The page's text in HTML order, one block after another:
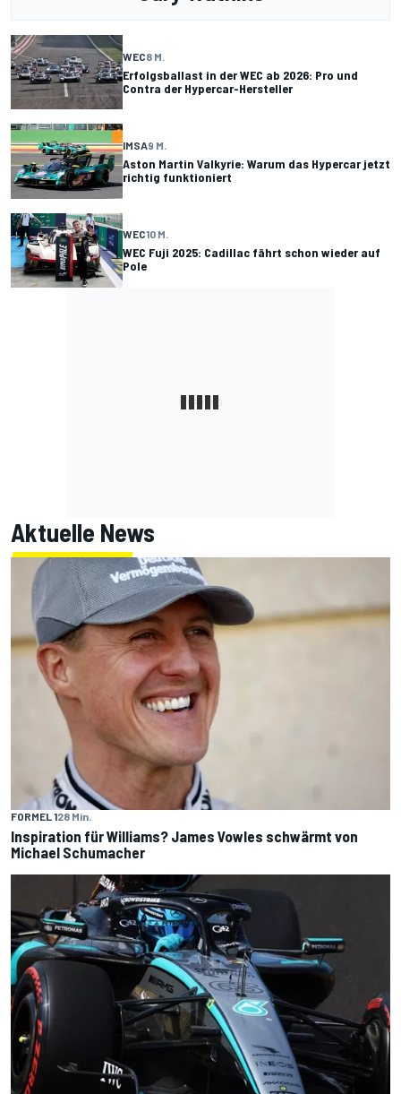
WEC8 M.
Erfolgsballast in der WEC ab 2026: Pro und
Contra der Hypercar-Hersteller
IMSA9 M.
Aston Martin Valkyrie: Warum das Hypercar jetzt
richtig funktioniert
WEC10 M.
WEC Fuji 2025: Cadillac fährt schon wieder auf
Pole
Aktuelle News
FORMEL 128 Min.
Inspiration für Williams? James Vowles schwärmt von
Michael Schumacher